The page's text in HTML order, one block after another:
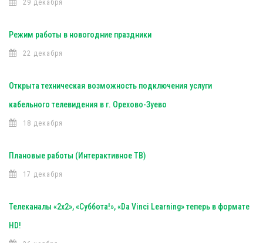
29 декабря
Режим работы в новогодние праздники
22 декабря
Открыта техническая возможность подключения услуги
кабельного телевидения в г. Орехово-Зуево
18 декабря
Плановые работы (Интерактивное ТВ)
17 декабря
Телеканалы «2х2», «Суббота!», «Da Vinci Learning» теперь в формате
HD!